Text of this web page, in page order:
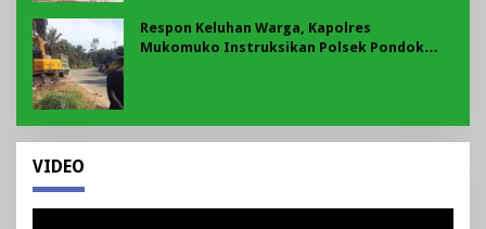
Respon Keluhan Warga, Kapolres
Mukomuko Instruksikan Polsek Pondok
VIDEO